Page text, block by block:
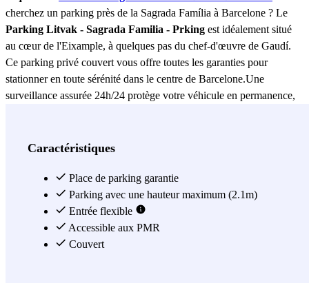
cherchez un parking près de la Sagrada Família à Barcelone ? Le
Parking Litvak - Sagrada Familia - Prking est idéalement situé
au cœur de l'Eixample, à quelques pas du chef-d'œuvre de Gaudí.
Ce parking privé couvert vous offre toutes les garanties pour
stationner en toute sérénité dans le centre de Barcelone.Une
surveillance assurée 24h/24 protège votre véhicule en permanence,
permet de sécuriser votre place à l'avance et d'arriver dans
Família, flâniez dans le quartier ou ayez un rendez-vous
professionnel en centre-ville. LeParking Litvak - Sagrada
Familia - Prkingest la référence pour le stationnement à Barcelone
dans l'un des quartiers les plus animés de la ville. Réservez en ligne
dès maintenant et profitez pleinement de votre séjour.
Caractéristiques
Place de parking garantie
Parking avec une hauteur maximum (2.1m)
Entrée flexible
Accessible aux PMR
Couvert